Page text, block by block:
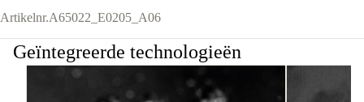
Artikelnr.A65022_E0205_A06
Geïntegreerde technologieën